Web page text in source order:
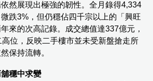
然展現出極強的韌性。全月錄得4,334
跌3%，但仍穩佔四千宗以上的「興旺
來的次高記錄。成交總值達337億元，
位，反映二手樓市並未受新盤搶走所
保持流轉。
穩中求變